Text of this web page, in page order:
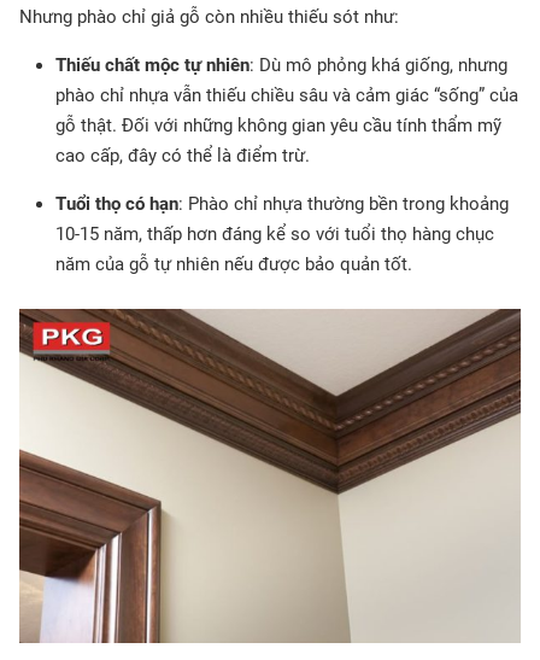
Nhưng phào chỉ giả gỗ còn nhiều thiếu sót như:
Thiếu chất mộc tự nhiên: Dù mô phỏng khá giống, nhưng
phào chỉ nhựa vẫn thiếu chiều sâu và cảm giác “sống” của
gỗ thật. Đối với những không gian yêu cầu tính thẩm mỹ
cao cấp, đây có thể là điểm trừ.
Tuổi thọ có hạn: Phào chỉ nhựa thường bền trong khoảng
10-15 năm, thấp hơn đáng kể so với tuổi thọ hàng chục
năm của gỗ tự nhiên nếu được bảo quản tốt.